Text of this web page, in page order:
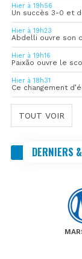
Hier à 19h56
Un succès 3-0 et
Hier à 19h23
Hier à 19h16
Paixão ouvre le
Hier à 18h31
Ce changement
TOUT VOIR
DERNIERS